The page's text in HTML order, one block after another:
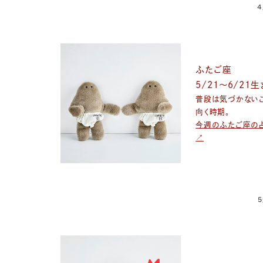
ふたご座
5/21～6/21生
普段は気づかない
向く時期。
今週のふたご座の
↗